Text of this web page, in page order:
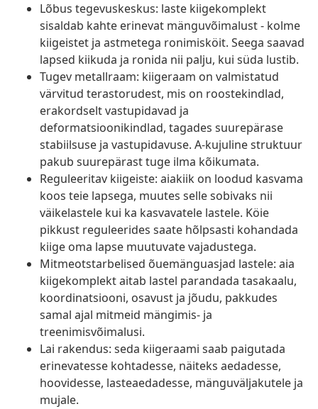
Lõbus tegevuskeskus: laste kiigekomplekt
sisaldab kahte erinevat mänguvõimalust - kolme
kiigeistet ja astmetega ronimisköit. Seega saavad
lapsed kiikuda ja ronida nii palju, kui süda lustib.
Tugev metallraam: kiigeraam on valmistatud
värvitud terastorudest, mis on roostekindlad,
erakordselt vastupidavad ja
deformatsioonikindlad, tagades suurepärase
stabiilsuse ja vastupidavuse. A-kujuline struktuur
pakub suurepärast tuge ilma kõikumata.
Reguleeritav kiigeiste: aiakiik on loodud kasvama
koos teie lapsega, muutes selle sobivaks nii
väikelastele kui ka kasvavatele lastele. Köie
pikkust reguleerides saate hõlpsasti kohandada
kiige oma lapse muutuvate vajadustega.
Mitmeotstarbelised õuemänguasjad lastele: aia
kiigekomplekt aitab lastel parandada tasakaalu,
koordinatsiooni, osavust ja jõudu, pakkudes
samal ajal mitmeid mängimis- ja
treenimisvõimalusi.
Lai rakendus: seda kiigeraami saab paigutada
erinevatesse kohtadesse, näiteks aedadesse,
hoovidesse, lasteaedadesse, mänguväljakutele ja
mujale.